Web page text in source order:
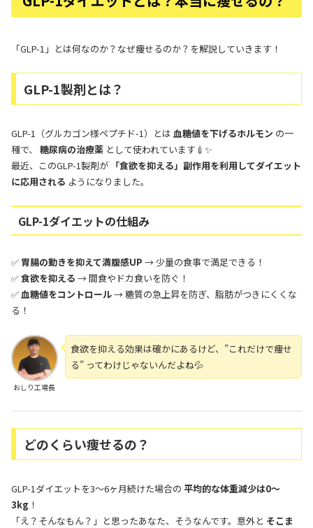
「GLP-1」とは何なのか？なぜ痩せるのか？を解説していきます！
GLP-1製剤とは？
GLP-1（グルカゴン様ペプチド-1）とは 血糖値を下げるホルモン の一
種で、 糖尿病の治療薬 として使われています💉✨
最近、このGLP-1製剤が 「食欲を抑える」副作用を利用してダイエット
に応用される ようになりました。
GLP-1ダイエットの仕組み
✅ 胃腸の動きを抑えて満腹感UP → 少量の食事で満足できる！
✅食欲を抑える → 間食やドカ食いを防ぐ！
✅血糖値をコントロール→ 糖質の急上昇を防ぎ、脂肪がつきにくくな
る！
おしり工場長
食欲を抑える効果は確かにあるけど、”これだけで痩せ
る” ってわけじゃないんだよね💦
どのくらい痩せるの？
GLP-1ダイエットを3〜6ヶ月続けた場合の 平均的な体重減少は0〜
3kg ！
「え？そんなもん？」と思ったあなた、そうなんです。意外と そこま